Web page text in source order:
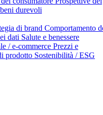
durevoli
di brand Comportamento
dati Salute e benessere
/ e‑commerce Prezzi e
prodotto Sostenibilità / ESG